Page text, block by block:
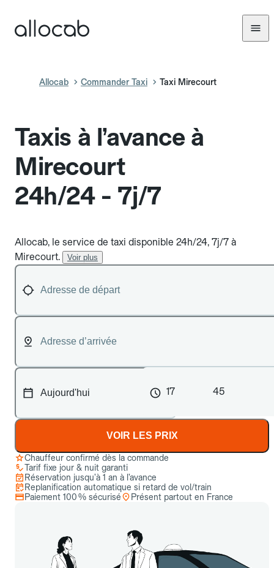
Allocab Commander Taxi Taxi Mirecourt
Taxis à l’avance à
Mirecourt
24h/24 - 7j/7
Allocab, le service de taxi disponible 24h/24, 7j/7 à
Mirecourt.
Voir plus
17 45
VOIR LES PRIX
Chauffeur confirmé dès la commande
Tarif fixe jour & nuit garanti
Réservation jusqu’à 1 an à l’avance
Replanification automatique si retard de vol/train
Paiement 100 % sécurisé
Présent partout en France